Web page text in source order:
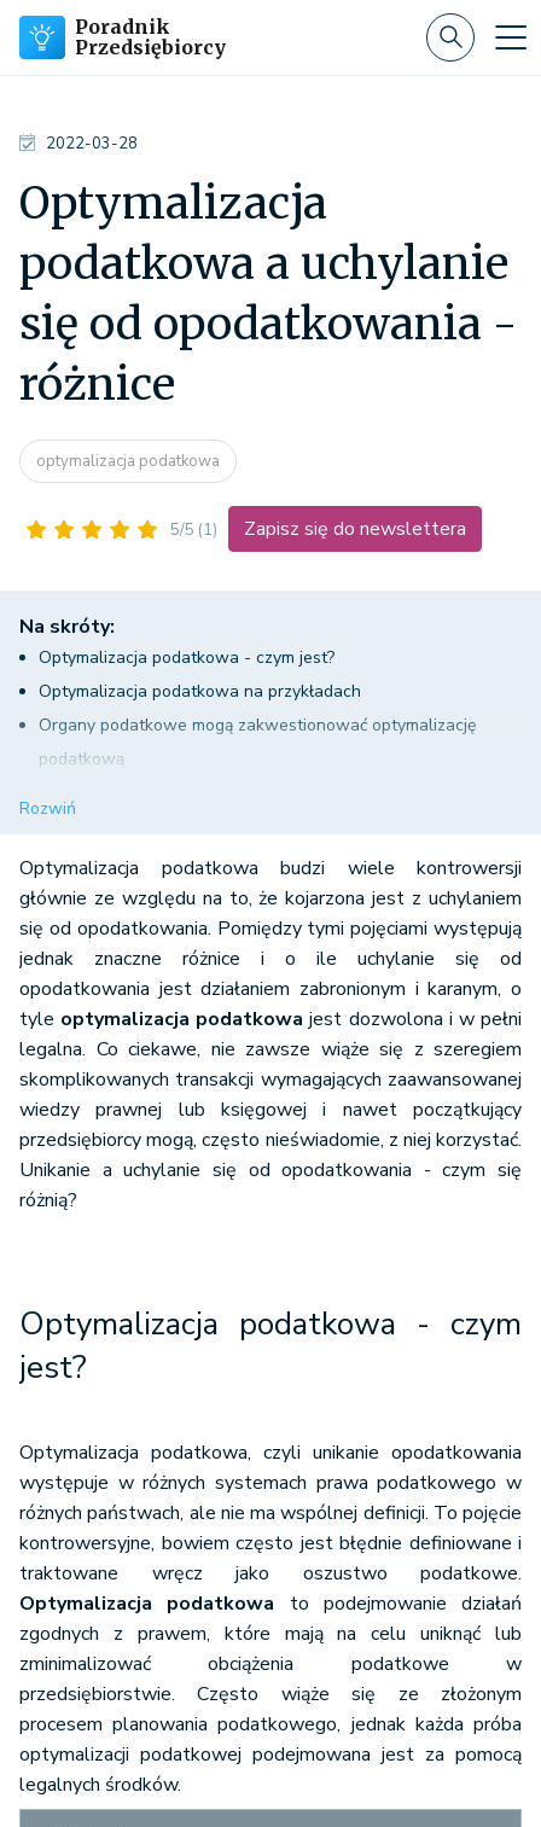
Poradnik
Przedsiębiorcy
2022-03-28
Optymalizacja
podatkowa a uchylanie
się od opodatkowania -
różnice
optymalizacja podatkowa
5/5 (1) Zapisz się do newslettera
Na skróty:
Optymalizacja podatkowa - czym jest?
Optymalizacja podatkowa na przykładach
Organy podatkowe mogą zakwestionować optymalizację
podatkową
Optymalizacja podatkowa a uchylanie się od opodatkowania -
jak odróżnić?
Rozwiń
Optymalizacja podatkowa budzi wiele kontrowersji
głównie ze względu na to, że kojarzona jest z uchylaniem
się od opodatkowania. Pomiędzy tymi pojęciami występują
jednak znaczne różnice i o ile uchylanie się od
opodatkowania jest działaniem zabronionym i karanym, o
tyle optymalizacja podatkowa jest dozwolona i w pełni
legalna. Co ciekawe, nie zawsze wiąże się z szeregiem
skomplikowanych transakcji wymagających zaawansowanej
wiedzy prawnej lub księgowej i nawet początkujący
przedsiębiorcy mogą, często nieświadomie, z niej korzystać.
Unikanie a uchylanie się od opodatkowania - czym się
różnią?
Optymalizacja podatkowa - czym
jest?
Optymalizacja podatkowa, czyli unikanie opodatkowania
występuje w różnych systemach prawa podatkowego w
różnych państwach, ale nie ma wspólnej definicji. To pojęcie
kontrowersyjne, bowiem często jest błędnie definiowane i
traktowane wręcz jako oszustwo podatkowe.
Optymalizacja podatkowa to podejmowanie działań
zgodnych z prawem, które mają na celu uniknąć lub
zminimalizować obciążenia podatkowe w
przedsiębiorstwie. Często wiąże się ze złożonym
procesem planowania podatkowego, jednak każda próba
optymalizacji podatkowej podejmowana jest za pomocą
legalnych środków.